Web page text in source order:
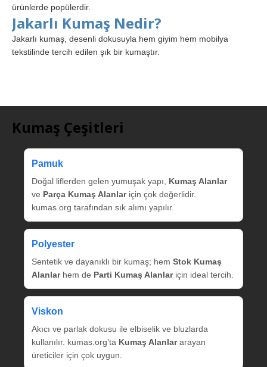
ürünlerde popülerdir.
Jakarlı Kumaş Nedir?
Jakarlı kumaş, desenli dokusuyla hem giyim hem mobilya
tekstilinde tercih edilen şık bir kumaştır.
Kumaş Çeşitleri
Pamuk
Doğal liflerden gelen yumuşak yapı, Kumaş Alanlar
ve Parça Kumaş Alanlariçin çok değerlidir.
kumas.org tarafından sık alımı yapılır.
Polyester
Sentetik ve dayanıklı bir kumaş; hem Stok Kumaş
Alanlarhem de Parti Kumaş Alanlariçin ideal tercih.
Viskon
Akıcı ve parlak dokusu ile elbiselik ve bluzlarda
kullanılır. kumas.org’ta Kumaş Alanlararayan
üreticiler için çok uygun.